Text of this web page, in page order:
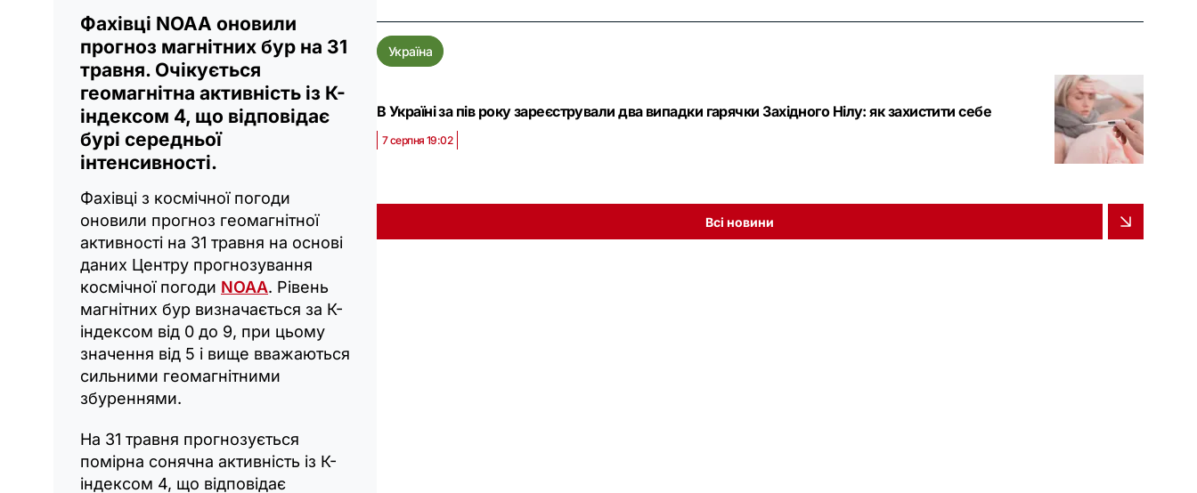
Фахівці NOAA оновили
прогноз магнітних бур на 31
травня. Очікується
геомагнітна активність із К-
індексом 4, що відповідає
бурі середньої
інтенсивності.
Фахівці з космічної погоди
оновили прогноз геомагнітної
активності на 31 травня на основі
даних Центру прогнозування
космічної погоди NOAA. Рівень
магнітних бур визначається за К-
індексом від 0 до 9, при цьому
значення від 5 і вище вважаються
сильними геомагнітними
збуреннями.
На 31 травня прогнозується
помірна сонячна активність із К-
індексом 4, що відповідає
Україна
В Україні за пів року зареєстрували два випадки гарячки Західного Нілу: як захистити себе
7 серпня 19:02
Всі новини